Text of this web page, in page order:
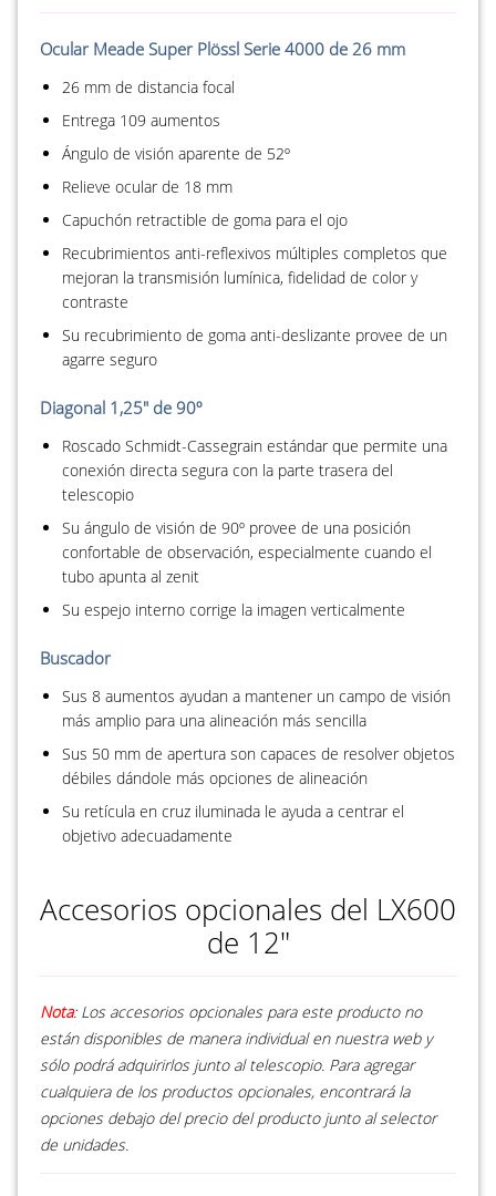
Ocular Meade Super Plössl Serie 4000 de 26 mm
26 mm de distancia focal
Entrega 109 aumentos
Ángulo de visión aparente de 52º
Relieve ocular de 18 mm
Capuchón retractible de goma para el ojo
Recubrimientos anti-reflexivos múltiples completos que
mejoran la transmisión lumínica, fidelidad de color y
contraste
Su recubrimiento de goma anti-deslizante provee de un
agarre seguro
Diagonal 1,25" de 90º
Roscado Schmidt-Cassegrain estándar que permite una
conexión directa segura con la parte trasera del
telescopio
Su ángulo de visión de 90º provee de una posición
confortable de observación, especialmente cuando el
tubo apunta al zenit
Su espejo interno corrige la imagen verticalmente
Buscador
Sus 8 aumentos ayudan a mantener un campo de visión
más amplio para una alineación más sencilla
Sus 50 mm de apertura son capaces de resolver objetos
débiles dándole más opciones de alineación
Su retícula en cruz iluminada le ayuda a centrar el
objetivo adecuadamente
Accesorios opcionales del LX600
de 12"
Nota: Los accesorios opcionales para este producto no
están disponibles de manera individual en nuestra web y
sólo podrá adquirirlos junto al telescopio. Para agregar
cualquiera de los productos opcionales, encontrará la
opciones debajo del precio del producto junto al selector
de unidades.